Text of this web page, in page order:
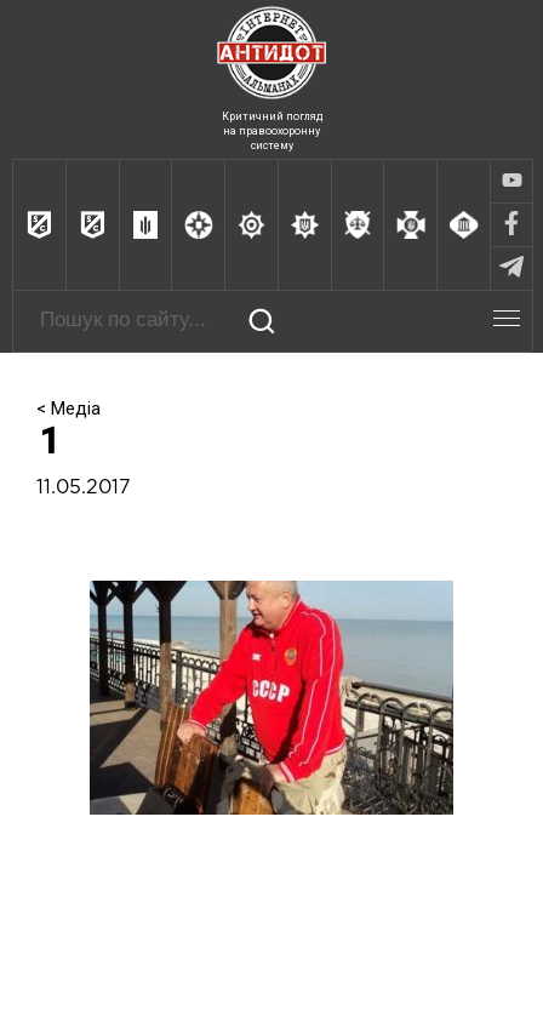
Критичний погляд
на правоохоронну
систему
< Медіа
1
11.05.2017